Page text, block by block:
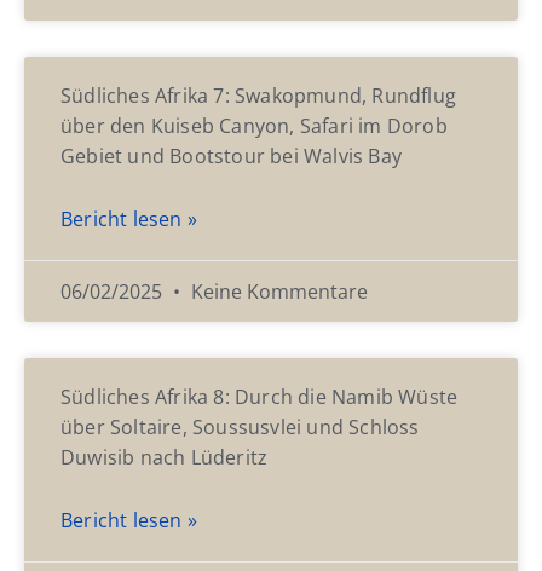
Südliches Afrika 7: Swakopmund, Rundflug
über den Kuiseb Canyon, Safari im Dorob
Gebiet und Bootstour bei Walvis Bay
Bericht lesen »
06/02/2025 Keine Kommentare
Südliches Afrika 8: Durch die Namib Wüste
über Soltaire, Soussusvlei und Schloss
Duwisib nach Lüderitz
Bericht lesen »